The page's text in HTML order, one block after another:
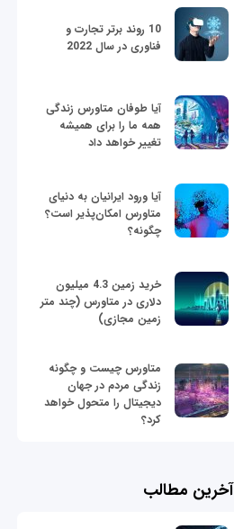
10 روند برتر تجارت و
فناوری در سال 2022
آیا طوفان متاورس زندگی
همه ما را برای همیشه
تغییر خواهد داد
آیا ورود ایرانیان به دنیای
متاورس امکان‌پذیر است؟
چگونه؟
خرید زمین 4.3 میلیون
دلاری در متاورس (چند متر
زمین مجازی)
متاورس چیست و چگونه
زندگی مردم در جهان
دیجیتال را متحول خواهد
کرد؟
آخرین مطالب